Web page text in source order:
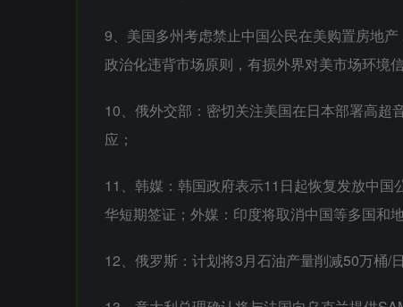
9、美国多州考虑禁止中国公民在美购置房地
政治化违背市场原则，有损外界对美市场环境信
10、俄外交部：密切关注美国在日本部署高超
应；
11、韩媒：韩国政府表示11日起恢复发放中
华短期签证；外媒：印度将取消中国等多国和
12、俄罗斯：计划将3月石油产量削减50万桶/